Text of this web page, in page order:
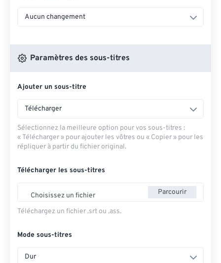
Aucun changement
Paramètres des sous-titres
Ajouter un sous-titre
Télécharger
Sélectionnez la meilleure option pour vos sous-titres :
« Télécharger » pour ajouter les vôtres ou « Copier » pour les
répliquer à partir du fichier original.
Télécharger les sous-titres
Choisissez un fichier Parcourir
Téléchargez un fichier .srt ou .ass.
Mode sous-titres
Dur